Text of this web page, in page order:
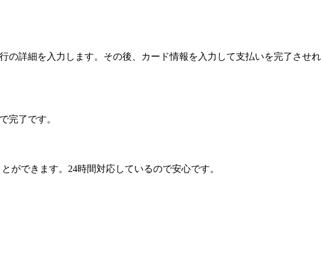
の詳細を入力します。その後、カード情報を入力して支払いを完了させれ
完了です。
ができます。24時間対応しているので安心です。